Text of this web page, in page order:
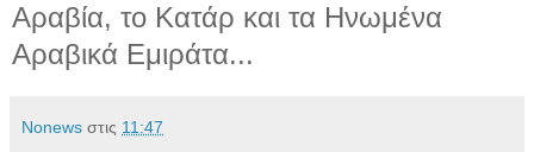
Αραβία, το Κατάρ και τα Ηνωμένα
Αραβικά Εμιράτα...
Νonews στις 11:47